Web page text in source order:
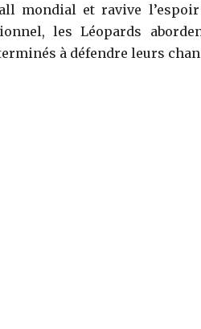
mondial et ravive l’espoir
les Léopards
à défendre leurs